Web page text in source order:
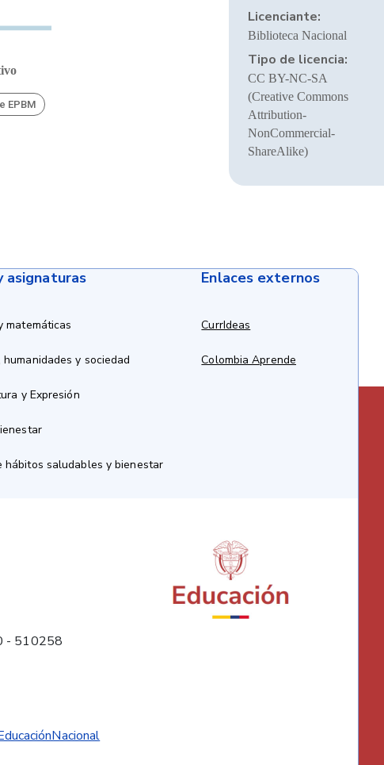
EPBM
Licenciante:
Biblioteca Nacional
Tipo de licencia:
CC BY-NC-SA
(Creative Commons
Attribution-
NonCommercial-
ShareAlike)
asignaturas
matemáticas
humanidades y sociedad
y Expresión
hábitos saludables y bienestar
Enlaces externos
CurrIdeas
Colombia Aprende
- 510258